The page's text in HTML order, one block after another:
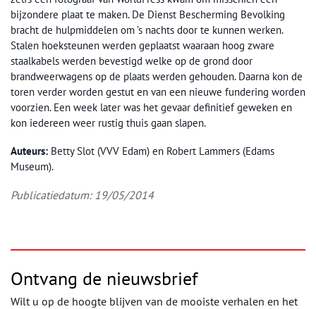
bijzondere plaat te maken. De Dienst Bescherming Bevolking
bracht de hulpmiddelen om ’s nachts door te kunnen werken.
Stalen hoeksteunen werden geplaatst waaraan hoog zware
staalkabels werden bevestigd welke op de grond door
brandweerwagens op de plaats werden gehouden. Daarna kon de
toren verder worden gestut en van een nieuwe fundering worden
voorzien. Een week later was het gevaar definitief geweken en
kon iedereen weer rustig thuis gaan slapen.
Auteurs: Betty Slot (VVV Edam) en Robert Lammers (Edams
Museum).
Publicatiedatum: 19/05/2014
Ontvang de nieuwsbrief
Wilt u op de hoogte blijven van de mooiste verhalen en het